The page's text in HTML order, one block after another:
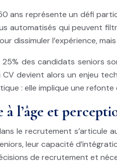
ans représente un défi
automatisés qui peuvent
dissimuler l’expérience,
des candidats seniors
CV devient alors un enjeu
: elle implique une
l’âge et
le recrutement
leur capacité
de recrutement et